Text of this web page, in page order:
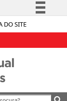
DO SITE
informação